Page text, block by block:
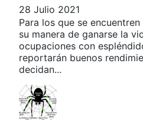
28 Julio 2021
Para los que se
su manera de ganarse la
ocupaciones con
reportarán buenos
decidan...